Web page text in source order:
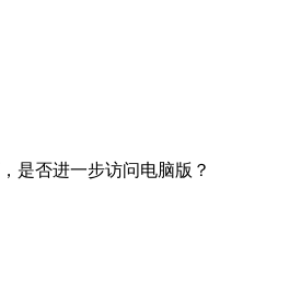
是否进一步访问电脑版？